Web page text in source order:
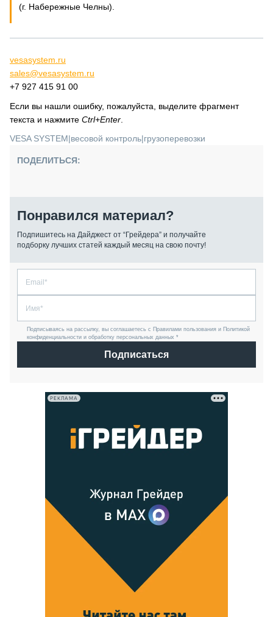
(г. Набережные Челны).
vesasystem.ru
sales@vesasystem.ru
+7 927 415 91 00
Если вы нашли ошибку, пожалуйста, выделите фрагмент
текста и нажмите Ctrl+Enter
VESA SYSTEM|весовой контроль|грузоперевозки
ПОДЕЛИТЬСЯ:
Понравился материал?
Подпишитесь на Дайджест от “Грейдера” и получайте
подборку лучших статей каждый месяц на свою почту!
Подписываясь на рассылку, вы соглашаетесь с Правилами пользования и Политикой
конфиденциальности и обработку персональных данных *
Подписаться
РЕКЛАМА